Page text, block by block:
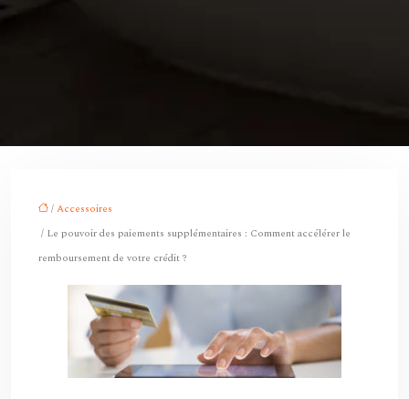
/Accessoires
/ Le pouvoir des paiements supplémentaires : Comment accélérer le
remboursement de votre crédit ?